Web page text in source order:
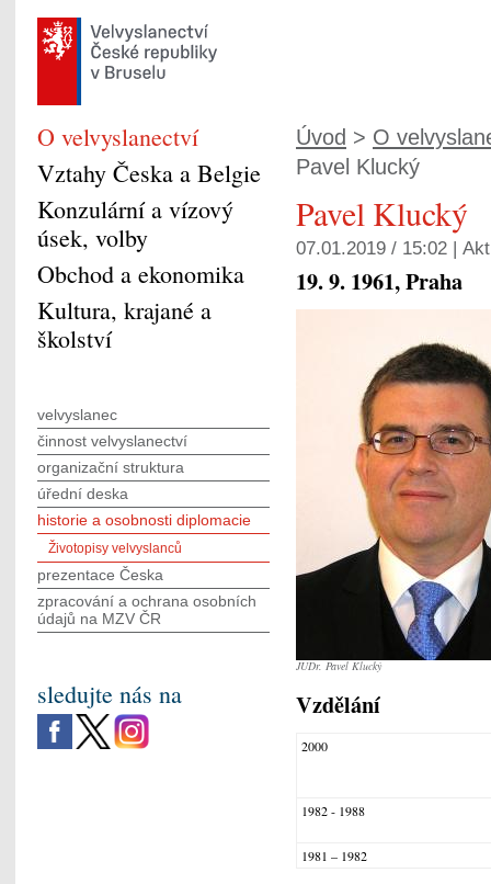
Úvod > O
Pavel Klucký
Pavel Klucký
07.01.2019 / 15:02 |
19. 9. 1961, Praha
JUDr. Pavel Klucký
Vzdělání
2000
1982 - 1988
1981 – 1982
O velvyslanectví
Vztahy Česka a Belgie
Konzulární a vízový
úsek, volby
Obchod a ekonomika
Kultura, krajané a
školství
velvyslanec
činnost velvyslanectví
organizační struktura
úřední deska
historie a osobnosti diplomacie
Životopisy velvyslanců
prezentace Česka
zpracování a ochrana osobních
údajů na MZV ČR
sledujte nás na